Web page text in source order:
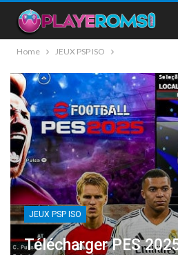
Home JEUX PSP ISO
JEUX PSP ISO
Télécharger PES